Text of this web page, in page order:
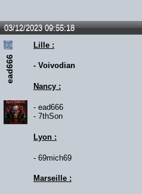
03/12/2023 09:55:18
ead666
Lille :
- Voivodian
Nancy :
- ead666
- 7thSon
Lyon :
- 69mich69
Marseille :